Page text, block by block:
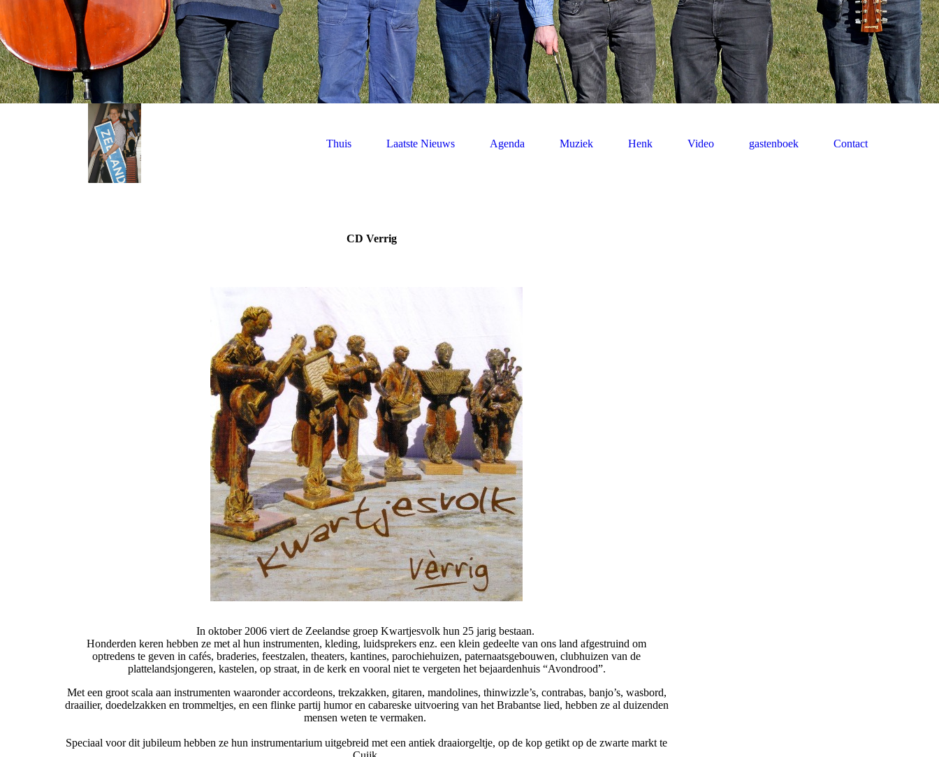
Thuis Laatste Nieuws Agenda Muziek Henk Video gastenboek Contact
CD Verrig
In oktober 2006 viert de Zeelandse groep Kwartjesvolk hun 25 jarig bestaan.
Honderden keren hebben ze met al hun instrumenten, kleding, luidsprekers enz. een klein gedeelte van ons land afgestruind om
optredens te geven in cafés, braderies, feestzalen, theaters, kantines, parochiehuizen, paternaatsgebouwen, clubhuizen van de
plattelandsjongeren, kastelen, op straat, in de kerk en vooral niet te vergeten het bejaardenhuis “Avondrood”.
Met een groot scala aan instrumenten waaronder accordeons, trekzakken, gitaren, mandolines, thinwizzle’s, contrabas, banjo’s, wasbord,
draailier, doedelzakken en trommeltjes, en een flinke partij humor en cabareske uitvoering van het Brabantse lied, hebben ze al duizenden
mensen weten te vermaken.
Speciaal voor dit jubileum hebben ze hun instrumentarium uitgebreid met een antiek draaiorgeltje, op de kop getikt op de zwarte markt te